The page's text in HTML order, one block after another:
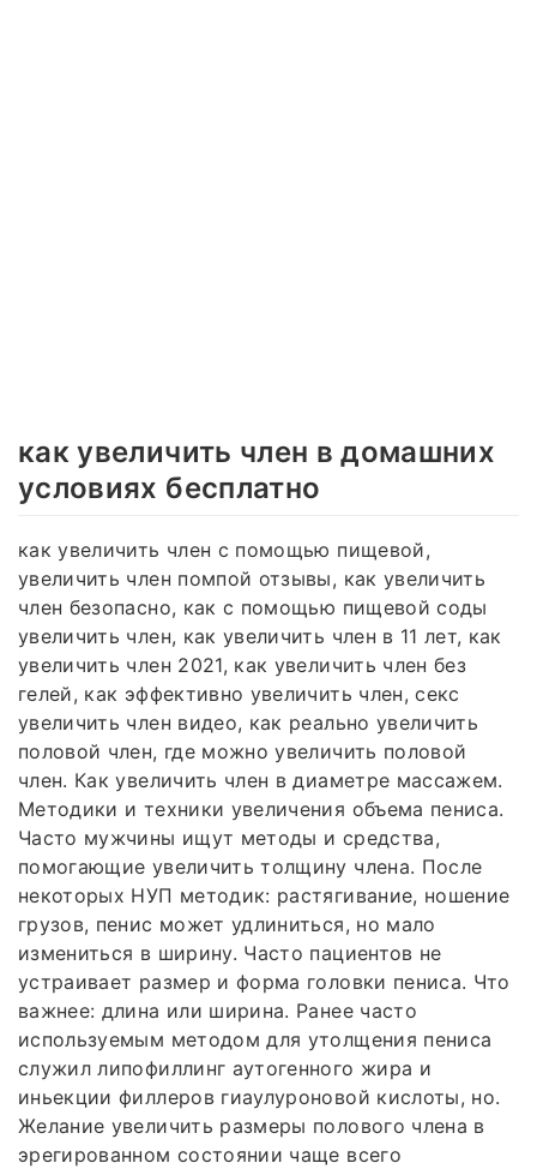
как увеличить член в домашних
условиях бесплатно
как увеличить член с помощью пищевой,
увеличить член помпой отзывы, как увеличить
член безопасно, как с помощью пищевой соды
увеличить член, как увеличить член в 11 лет, как
увеличить член 2021, как увеличить член без
гелей, как эффективно увеличить член, секс
увеличить член видео, как реально увеличить
половой член, где можно увеличить половой
член. Как увеличить член в диаметре массажем.
Методики и техники увеличения объема пениса.
Часто мужчины ищут методы и средства,
помогающие увеличить толщину члена. После
некоторых НУП методик: растягивание, ношение
грузов, пенис может удлиниться, но мало
измениться в ширину. Часто пациентов не
устраивает размер и форма головки пениса. Что
важнее: длина или ширина. Ранее часто
используемым методом для утолщения пениса
служил липофиллинг аутогенного жира и
иньекции филлеров гиаулуроновой кислоты, но.
Желание увеличить размеры полового члена в
эрегированном состоянии чаще всего